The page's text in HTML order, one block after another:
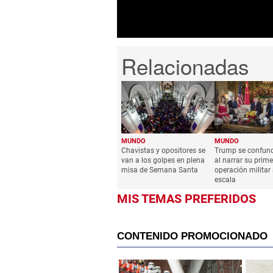
MUNDO
Chavistas y opositores se
van a los golpes en plena
misa de Semana Santa
MUNDO
Trump se
al narrar su
operación militar
escala
MIS TEMAS PREFERIDOS